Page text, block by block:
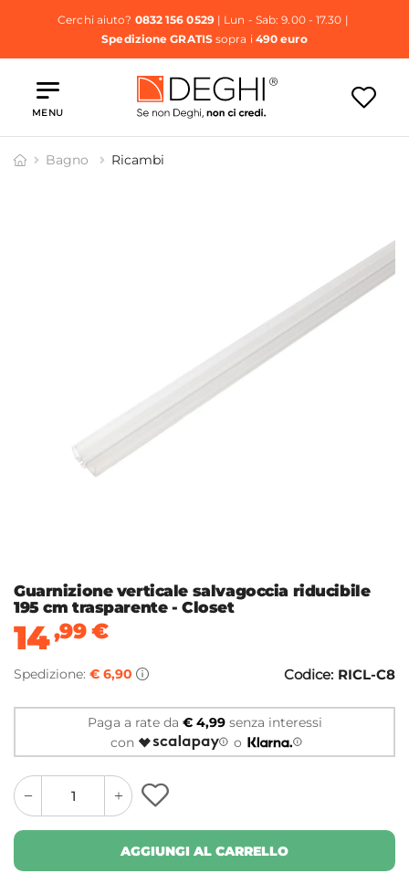
Cerchi aiuto? 0832 156 0529| Lun - Sab: 9.00 - 17.30 |
Spedizione GRATISsopra i 490 euro
MENU
Bagno Ricambi
Guarnizione verticale salvagoccia riducibile
195 cm trasparente - Closet
14,99€
Spedizione: € 6,90 Codice: RICL-C8
Paga a rate da € 4,99senza interessi
con
o
quantity
button
quantity
minus
button
AGGIUNGI AL CARRELLO